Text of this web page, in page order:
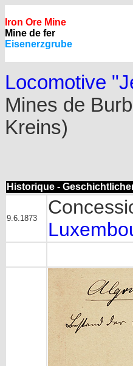
Iron Ore Mine
Mine de fer
Eisenerzgrube
Locomotive
Mines de
Kreins)
Historique -
9.6.1873